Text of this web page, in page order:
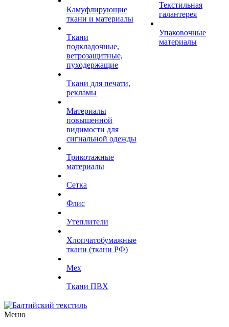
Камуфлирующие
ткани и материалы
Ткани
подкладочные,
ветрозащитные,
пуходержащие
Ткани для печати,
рекламы
Материалы
повышенной
видимости для
сигнальной одежды
Трикотажные
материалы
Сетка
Флис
Утеплители
Хлопчатобумажные
ткани (ткани РФ)
Мех
Ткани ПВХ
Текстильная
галантерея
Упаковочные
материалы
Меню